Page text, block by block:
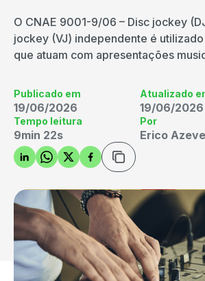
O CNAE 9001-9/06 – Disc jockey
jockey (VJ) independente é
que atuam com apresentações
Publicado em
19/06/2026
Atualizado
19/06/2026
Tempo leitura
9min 22s
Por
Erico